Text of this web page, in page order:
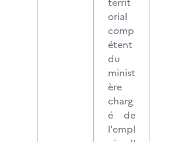
orial
comp
étent
du
minist
ère
charg
é de
l'empl